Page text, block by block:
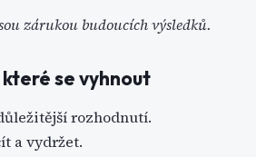
zárukou budoucích výsledků.
se vyhnout
rozhodnutí.
a vydržet.